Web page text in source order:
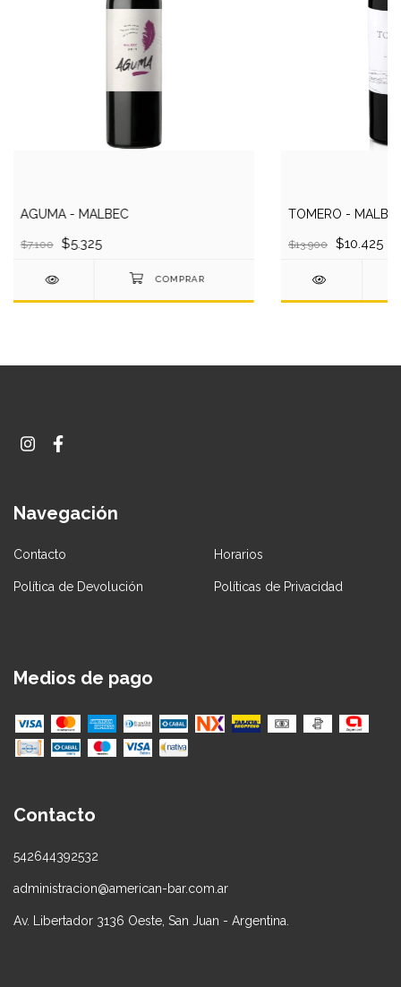
AGUMA - MALBEC
$7.100 $5.325
TOMERO -
$13.900 $10.425
Navegación
Contacto Horarios
Política de Devolución Políticas de Privacidad
Medios de pago
Contacto
542644392532
administracion@american-bar.com.ar
Av. Libertador 3136 Oeste, San Juan - Argentina.